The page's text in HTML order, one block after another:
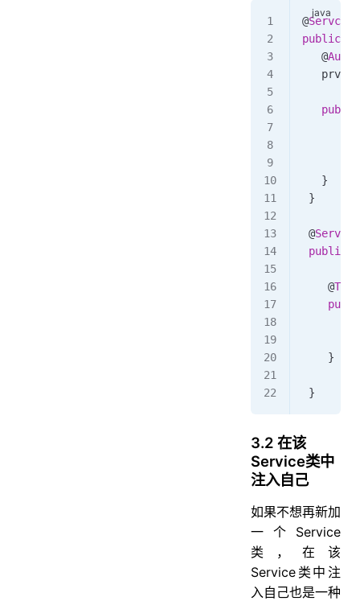
@Servcie
public
   @
   public
   }
}
@Servcie
public
    @
    }
}
3.2 在该
Service类中
注入自己
如果不想再新加
一个Service
类，在该
Service类中注
入自己也是一种